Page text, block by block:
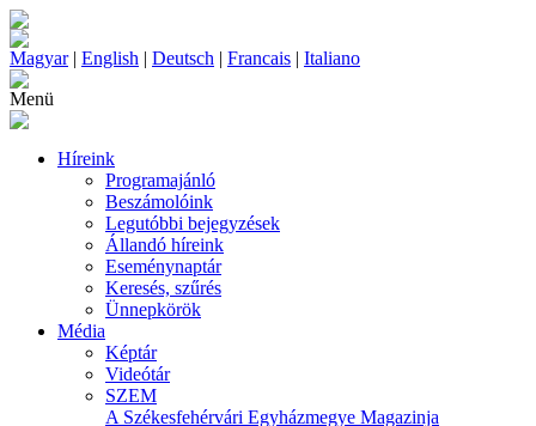
Magyar| English | Deutsch | Francais | Italiano
Menü
Híreink
Programajánló
Beszámolóink
Legutóbbi bejegyzések
Állandó híreink
Eseménynaptár
Keresés, szűrés
Ünnepkörök
Média
Képtár
Videótár
SZEM
A Székesfehérvári Egyházmegye Magazinja